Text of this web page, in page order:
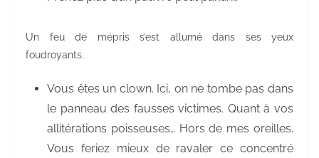
Un feu de mépris s’est allumé dans ses yeux
foudroyants.
Vous êtes un clown. Ici, on ne tombe pas dans
le panneau des fausses victimes. Quant à vos
allitérations poisseuses… Hors de mes oreilles.
Vous feriez mieux de ravaler ce concentré